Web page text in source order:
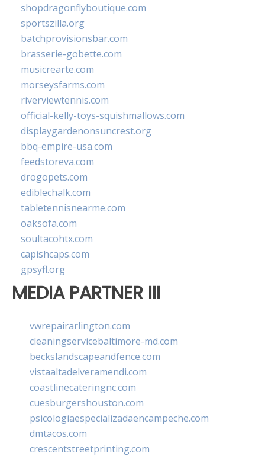
shopdragonflyboutique.com
sportszilla.org
batchprovisionsbar.com
brasserie-gobette.com
musicrearte.com
morseysfarms.com
riverviewtennis.com
official-kelly-toys-squishmallows.com
displaygardenonsuncrest.org
bbq-empire-usa.com
feedstoreva.com
drogopets.com
ediblechalk.com
tabletennisnearme.com
oaksofa.com
soultacohtx.com
capishcaps.com
gpsyfl.org
MEDIA PARTNER III
vwrepairarlington.com
cleaningservicebaltimore-md.com
beckslandscapeandfence.com
vistaaltadelveramendi.com
coastlinecateringnc.com
cuesburgershouston.com
psicologiaespecializadaencampeche.com
dmtacos.com
crescentstreetprinting.com